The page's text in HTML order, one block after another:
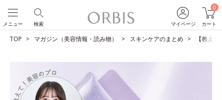
マイページ
0
カート
検索
メニュー
TOP マガジン（美容情報・読み物） スキンケアのまとめ 【教え